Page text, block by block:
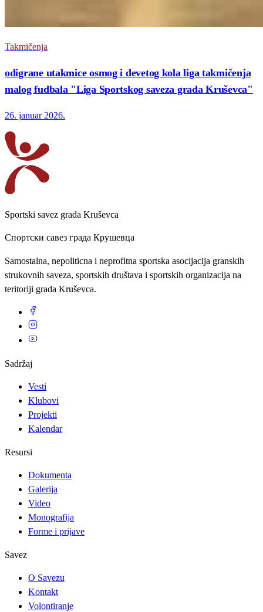
Takmičenja
odigrane utakmice osmog i devetog kola liga takmičenja
malog fudbala "Liga Sportskog saveza grada Kruševca"
26. januar 2026.
Sportski savez grada Kruševca
Спортски савез града Крушевца
Samostalna, nepoliticna i neprofitna sportska asocijacija granskih
strukovnih saveza, sportskih društava i sportskih organizacija na
teritoriji grada Kruševca.
Sadržaj
Vesti
Klubovi
Projekti
Kalendar
Resursi
Dokumenta
Galerija
Video
Monografija
Forme i prijave
Savez
O Savezu
Kontakt
Volontiranje